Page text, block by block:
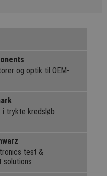
og optik til OEM-
i trykte kredsløb
test &
solutions